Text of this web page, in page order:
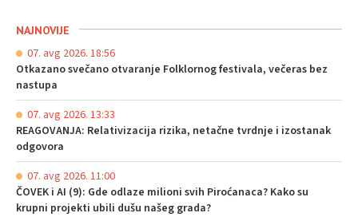
NAJNOVIJE
07. avg 2026. 18:56
Otkazano svečano otvaranje Folklornog festivala, večeras bez
nastupa
07. avg 2026. 13:33
REAGOVANJA: Relativizacija rizika, netačne tvrdnje i izostanak
odgovora
07. avg 2026. 11:00
ČOVEK i AI (9): Gde odlaze milioni svih Piroćanaca? Kako su
krupni projekti ubili dušu našeg grada?